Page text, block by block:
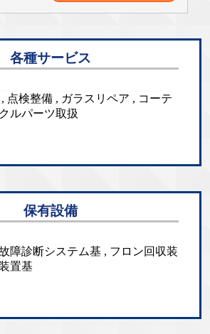
各種サービス
点検整備 , ガラスリペア , コーテ
ルパーツ取扱
保有設備
障診断システム基 , フロン回収装
置基